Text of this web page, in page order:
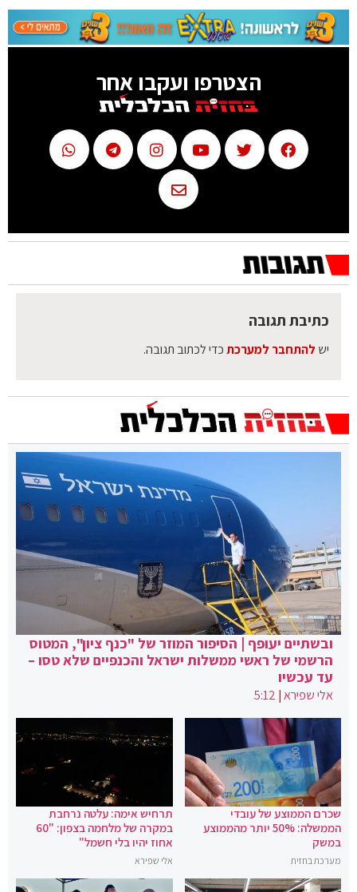
הצטרפו ועקבו אחר
כתיבת תגובה
יש להתחבר למערכתכדי לכתוב תגובה.
ובשתיים יעופף | הסיפור המוזר של "כנף ציון", המטוס
הרשמי של ראשי ממשלות ישראל והכנפיים שלא טסו –
עד עכשיו
אלי שפירא|
5:12
שכרם הממוצע של עובדי
הממשלה: 50% יותר מהממוצע
במשק
מערכת בחזית
תרחיש אימה: עלטה נרחבת
במקרה של מלחמה בצפון: "60
אחוז יהיו בלי חשמל"
אלי שפירא